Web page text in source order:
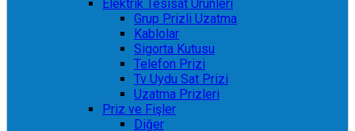
Elektrik Tesisat Ürünleri
Grup Prizli Uzatma
Kablolar
Sigorta Kutusu
Telefon Prizi
Tv Uydu Sat Prizi
Uzatma Prizleri
Priz ve Fişler
Diğer